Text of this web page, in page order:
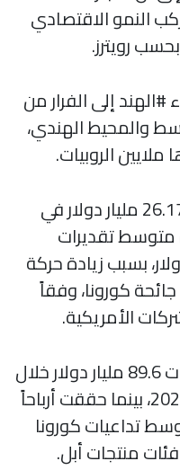
النمو الاقتصادي
رويترز.
#الهند إلى الفرار من
والمحيط الهندي،
الروبيات.
إيرادات “فيسبوك” ترتفع إلى 26.17 مليار دولار في
متجاوزةً متوسط تقديرات
23.67 مليار دولار، بسبب زيادة حركة
جائحة كورونا، وفقاً
شركة “آبل” تعلن تحقيق إيرادات 89.6 مليار دولار خلال
الربع الثاني من العام المالي 2021، بينما حققت أرباحاً
دولار، وسط تداعيات كورونا
منتجات أبل.